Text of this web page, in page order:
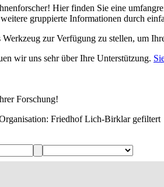
Hier finden Sie eine
gruppierte Informationen durch
zur Verfügung zu stellen, um
wir uns sehr über Ihre Unterstützung.
Forschung!
Friedhof Lich-Birklar gefiltert